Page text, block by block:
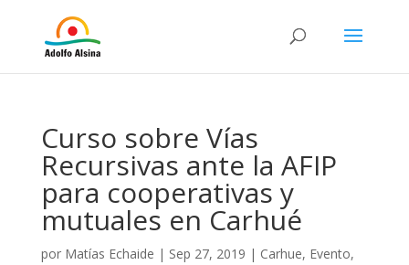
Curso sobre Vías
Recursivas ante la AFIP
para cooperativas y
mutuales en Carhué
por Matías Echaide | Sep 27, 2019 | Carhue, Evento,